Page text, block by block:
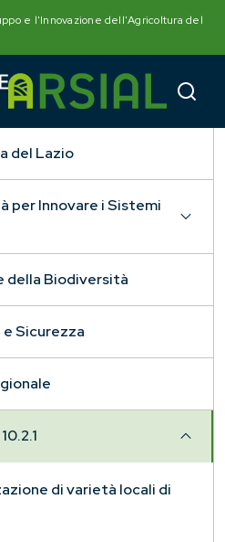
e l'Innovazione dell'Agricoltura del
del Lazio
per Innovare i Sistemi
della Biodiversità
Sicurezza
di varietà locali di